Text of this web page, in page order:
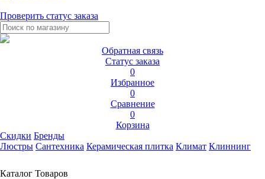
Проверить статус заказа
Обратная связь
Статус заказа
0
Избранное
0
Сравнение
0
Корзина
Скидки Бренды
Люстры Сантехника Керамическая плитка Климат Клиннинг
Каталог Товаров